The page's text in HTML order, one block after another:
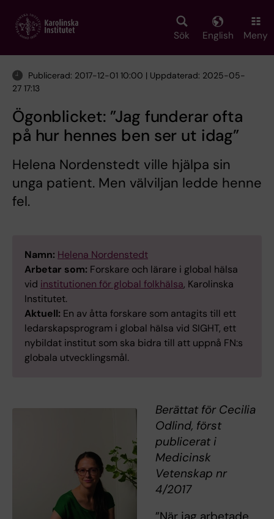
main
Sök English Meny
Publicerad: 2017-12-01 10:00 | Uppdaterad: 2025-05-
27 17:13
Ögonblicket: ”Jag funderar ofta
på hur hennes ben ser ut idag”
Helena Nordenstedt ville hjälpa sin
unga patient. Men välviljan ledde henne
fel.
Namn: Helena Nordenstedt
Arbetar som: Forskare och lärare i global hälsa
vid institutionen för global folkhälsa, Karolinska
Institutet.
Aktuell: En av åtta forskare som antagits till ett
ledarskapsprogram i global hälsa vid SIGHT, ett
nybildat institut som ska bidra till att uppnå FN:s
globala utvecklingsmål.
Berättat för Cecilia
Odlind, först
publicerat i
Medicinsk
Vetenskap nr
4/2017